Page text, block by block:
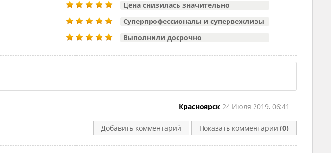
Цена снизилась значительно
Суперпрофессионалы и супервежливы
Выполнили досрочно
Красноярск24 Июля 2019, 06:41
Добавить комментарий Показать комментарии (0)